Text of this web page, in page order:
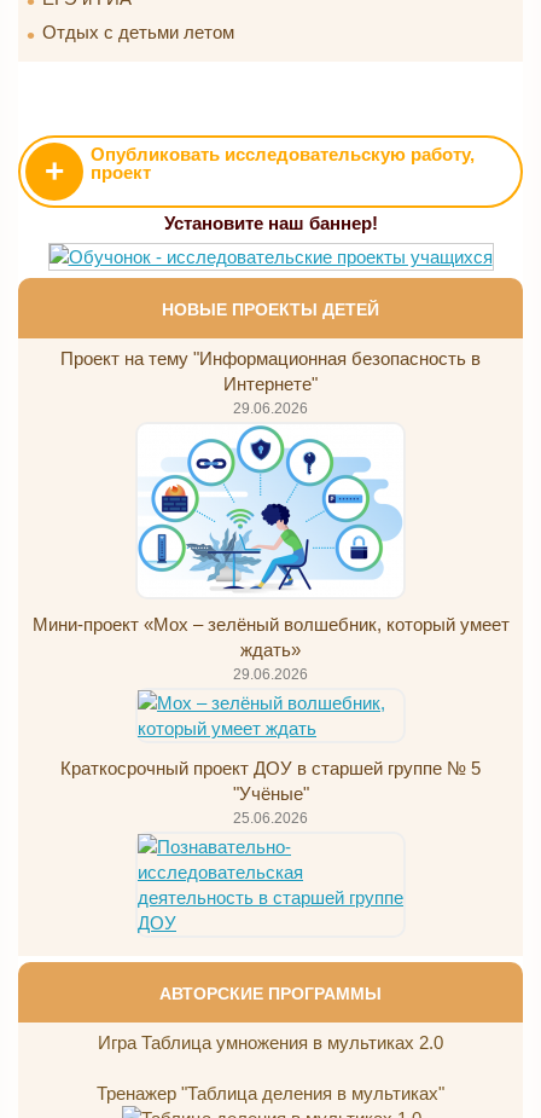
Отдых с детьми летом
+
Опубликовать исследовательскую работу,
проект
Установите наш баннер!
НОВЫЕ ПРОЕКТЫ ДЕТЕЙ
Проект на тему "Информационная безопасность в
Интернете"
29.06.2026
Мини-проект «Мох – зелёный волшебник, который умеет
ждать»
29.06.2026
Краткосрочный проект ДОУ в старшей группе № 5
"Учёные"
25.06.2026
АВТОРСКИЕ ПРОГРАММЫ
Игра Таблица умножения в мультиках 2.0
Тренажер "Таблица деления в мультиках"